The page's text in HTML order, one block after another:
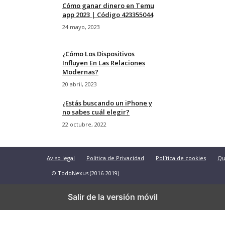
Cómo ganar dinero en Temu
app 2023 | Código 423355044
24 mayo, 2023
¿Cómo Los Dispositivos
Influyen En Las Relaciones
Modernas?
20 abril, 2023
¿Estás buscando un iPhone y
no sabes cuál elegir?
22 octubre, 2022
Aviso legal Politica de Privacidad Política de cookies
© TodoNexus (2016-2019)
Salir de la versión móvil